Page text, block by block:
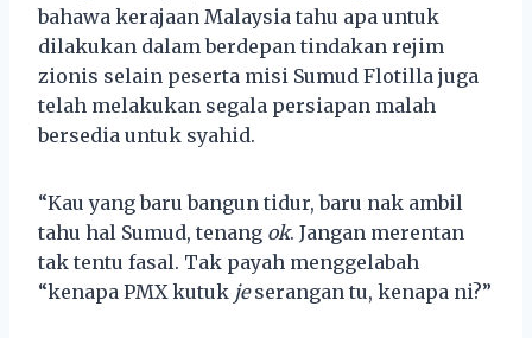
bahawa kerajaan Malaysia tahu apa untuk
dilakukan dalam berdepan tindakan rejim
zionis selain peserta misi Sumud Flotilla juga
telah melakukan segala persiapan malah
bersedia untuk syahid.
“Kau yang baru bangun tidur, baru nak ambil
tahu hal Sumud, tenang ok. Jangan merentan
tak tentu fasal. Tak payah menggelabah
“kenapa PMX kutuk jeserangan tu, kenapa ni?”